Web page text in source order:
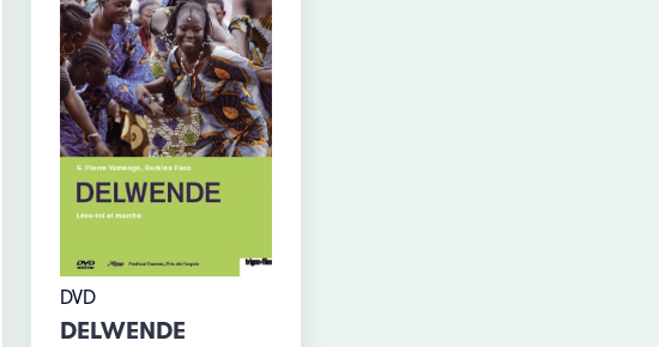
DVD
DELWENDE